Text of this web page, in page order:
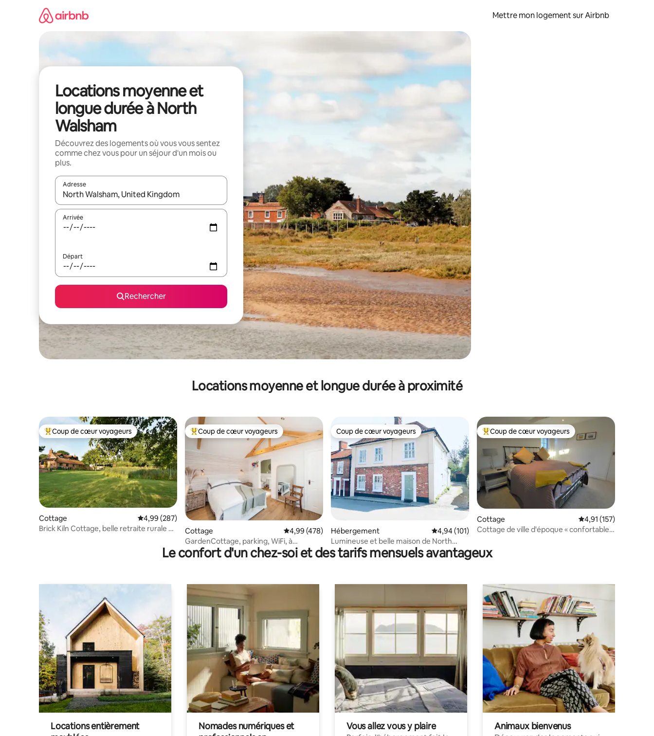
Mettre mon logement sur Airbnb
Locations moyenne et
longue durée à North
Walsham
Découvrez des logements où vous vous sentez
comme chez vous pour un séjour d'un mois ou
plus.
Adresse
Lorsque les résultats s'affichent, utilisez les flèches vers le haut et vers le bas pour les parcourir ou en appuyant et en faisant glisser.
Arrivée
Départ
Rechercher
Locations moyenne et longue durée à proximité
Coups de cœur voyageurs les plus appréciés
Coup de cœur voyageurs
Cottage Évaluation moyenne sur la base de 287 commentaires : 4,99 sur 5
4,99 (287)
Brick Kiln Cottage, belle retraite rurale de
Coups de cœur voyageurs les plus appréciés
Coup de cœur voyageurs
Cottage Évaluation moyenne sur la base de 478 commentaires : 4,99 sur 5
4,99 (478)
GardenCottage, parking, WiFi, à
quelques minutes en voiture de la plage
Coup de cœur voyageurs
Coup de cœur voyageurs
Hébergement Évaluation moyenne sur la base de 101 commentaires : 4,94 sur 5
4,94 (101)
Lumineuse et belle maison de North
Norfolk, comme chez soi.
Coups de cœur voyageurs les plus appréciés
Coup de cœur voyageurs
Cottage Évaluation moyenne
4,91 (157)
Cottage de ville d'époque « confortable »
Le confort d'un chez-soi et des tarifs mensuels avantageux
Locations entièrement
Nomades numériques et
Vous allez vous y plaire Animaux bienvenus